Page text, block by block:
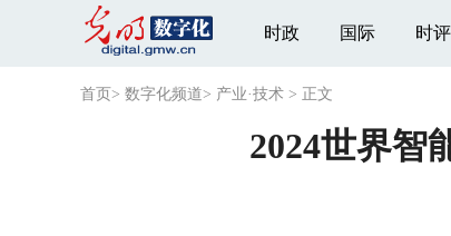
时政 国际 时评
首页 > 数字化频道> 产业·技术 > 正文
2024世界智